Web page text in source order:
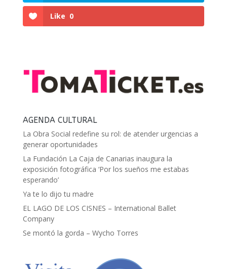
Like 0
AGENDA CULTURAL
La Obra Social redefine su rol: de atender urgencias a
generar oportunidades
La Fundación La Caja de Canarias inaugura la
exposición fotográfica ‘Por los sueños me estabas
esperando’
Ya te lo dijo tu madre
EL LAGO DE LOS CISNES – International Ballet
Company
Se montó la gorda – Wycho Torres